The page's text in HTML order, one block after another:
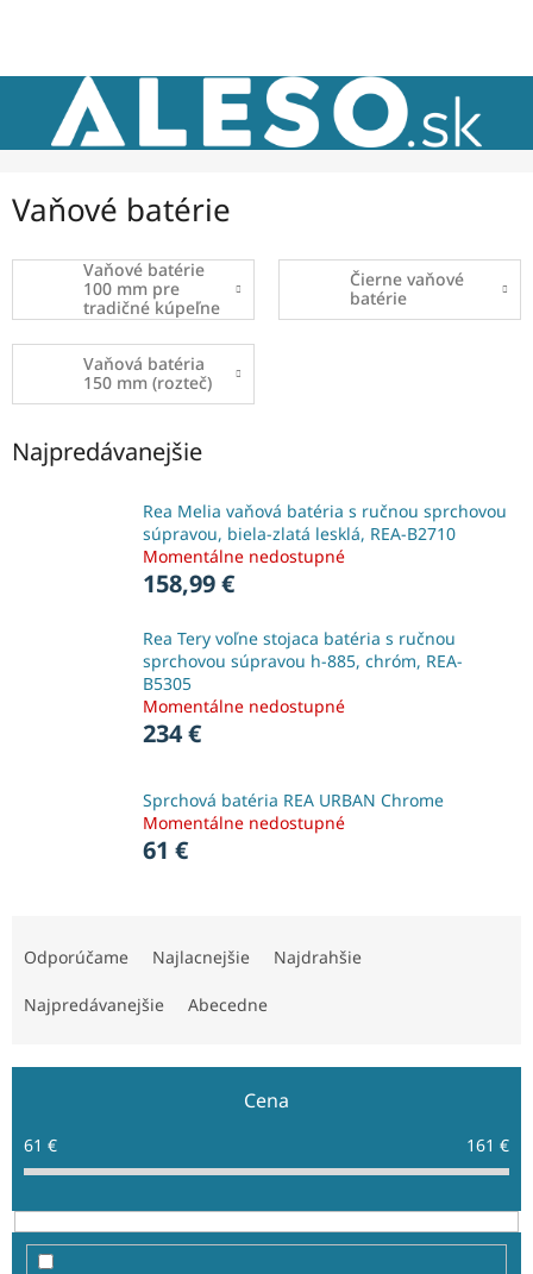
Vaňové batérie
Vaňové batérie
100 mm pre
tradičné kúpeľne
Čierne vaňové
batérie
Vaňová batéria
150 mm (rozteč)
Najpredávanejšie
Rea Melia vaňová batéria s ručnou sprchovou
súpravou, biela-zlatá lesklá, REA-B2710
Momentálne nedostupné
158,99 €
Rea Tery voľne stojaca batéria s ručnou
sprchovou súpravou h-885, chróm, REA-
B5305
Momentálne nedostupné
234 €
Sprchová batéria REA URBAN Chrome
Momentálne nedostupné
61 €
o
u
k
Odporúčame Najlacnejšie Najdrahšie
Najpredávanejšie Abecedne
Cena
61 € 161 €